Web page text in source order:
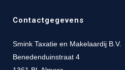
Contactgegevens
Smink Taxatie en Makelaardij B.V.
Benedenduinstraat 4